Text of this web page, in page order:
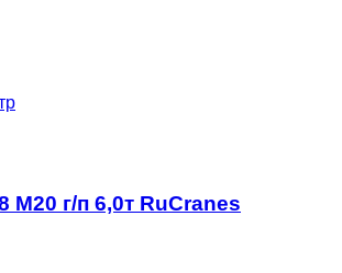
М20 г/п 6,0т RuCranes